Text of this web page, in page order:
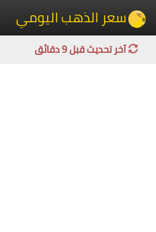
سعر الذهب اليومي
آخر تحديث قبل 9 دقائق